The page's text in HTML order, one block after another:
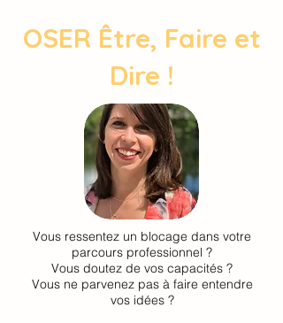
OSER Être, Faire et
Dire !
Vous ressentez un blocage dans votre
parcours professionnel ?
Vous doutez de vos capacités ?
Vous ne parvenez pas à faire entendre
vos idées ?